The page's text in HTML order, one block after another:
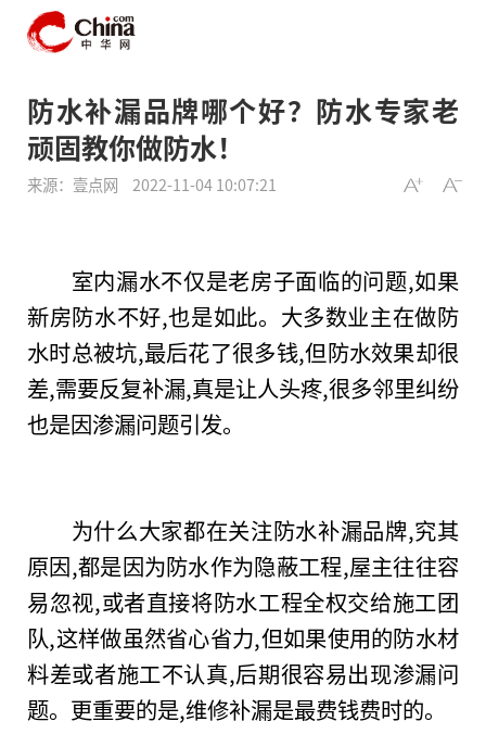
防水补漏品牌哪个好？防水专家老
顽固教你做防水！
来源：壹点网 2022-11-04 10:07:21
室内漏水不仅是老房子面临的问题,如果
新房防水不好,也是如此。大多数业主在做防
水时总被坑,最后花了很多钱,但防水效果却很
差,需要反复补漏,真是让人头疼,很多邻里纠纷
也是因渗漏问题引发。
为什么大家都在关注防水补漏品牌,究其
原因,都是因为防水作为隐蔽工程,屋主往往容
易忽视,或者直接将防水工程全权交给施工团
队,这样做虽然省心省力,但如果使用的防水材
料差或者施工不认真,后期很容易出现渗漏问
题。更重要的是,维修补漏是最费钱费时的。